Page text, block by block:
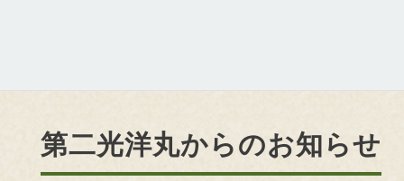
第二光洋丸からのお知らせ